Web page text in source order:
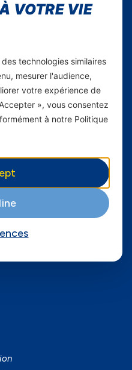
VOTRE VIE
technologies similaires
mesurer l'audience,
votre expérience de
», vous consentez
à notre Politique